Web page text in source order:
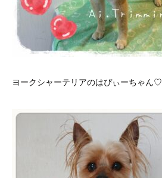
ヨークシャーテリアのはぴぃーちゃん♡